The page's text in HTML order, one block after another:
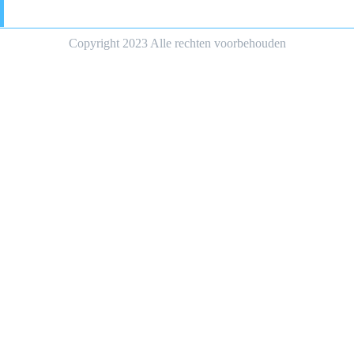
Copyright 2023 Alle rechten voorbehouden